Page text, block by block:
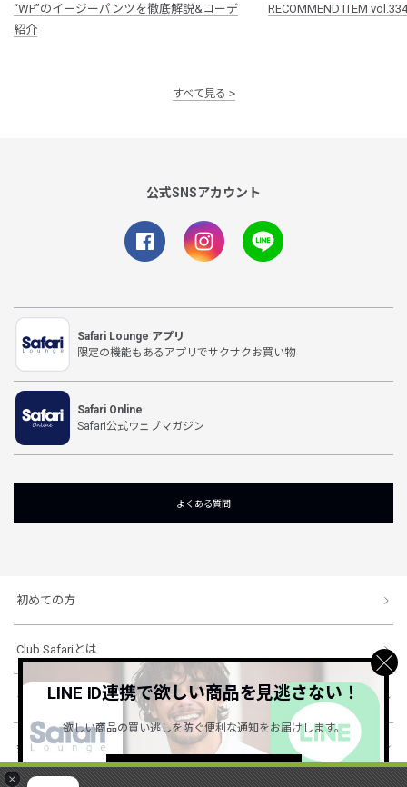
×
“WP”のイージーパンツを徹底解説&コーデ
紹介
RECOMMEND ITEM vol.334
すべて見る
公式SNSアカウント
Safari Lounge アプリ
限定の機能もあるアプリでサクサクお買い物
Safari Online
Safari公式ウェブマガジン
よくある質問
初めての方
Club Safariとは
ショッピングガイド
会社概要・規約
LINE ID連携で欲しい商品を見逃さない！
欲しい商品の買い逃しを防ぐ便利な通知をお届けします。
詳しくはこちら ＞